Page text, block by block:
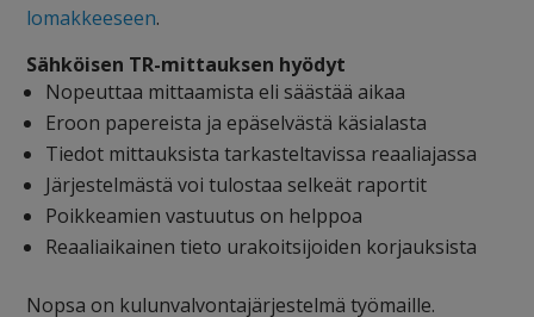
lomakkeeseen.
Sähköisen TR-mittauksen hyödyt
Nopeuttaa mittaamista eli säästää aikaa
Eroon papereista ja epäselvästä käsialasta
Tiedot mittauksista tarkasteltavissa reaaliajassa
Järjestelmästä voi tulostaa selkeät raportit
Poikkeamien vastuutus on helppoa
Reaaliaikainen tieto urakoitsijoiden korjauksista
Nopsa on kulunvalvontajärjestelmä työmaille.